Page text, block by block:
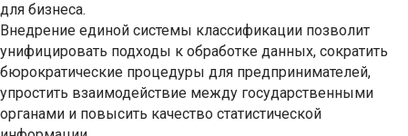
для бизнеса.
Внедрение единой системы классификации позволит
унифицировать подходы к обработке данных, сократить
бюрократические процедуры для предпринимателей,
упростить взаимодействие между государственными
органами и повысить качество статистической